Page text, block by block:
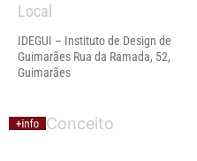
Local
IDEGUI – Instituto de Design de
Guimarães Rua da Ramada, 52,
Guimarães
Conceito